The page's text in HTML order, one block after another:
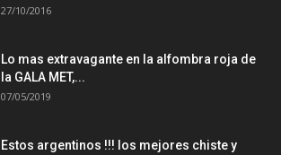
27/10/2016
Lo mas extravagante en la alfombra roja de
la GALA MET,...
07/05/2019
Estos argentinos !!! los mejores chiste y